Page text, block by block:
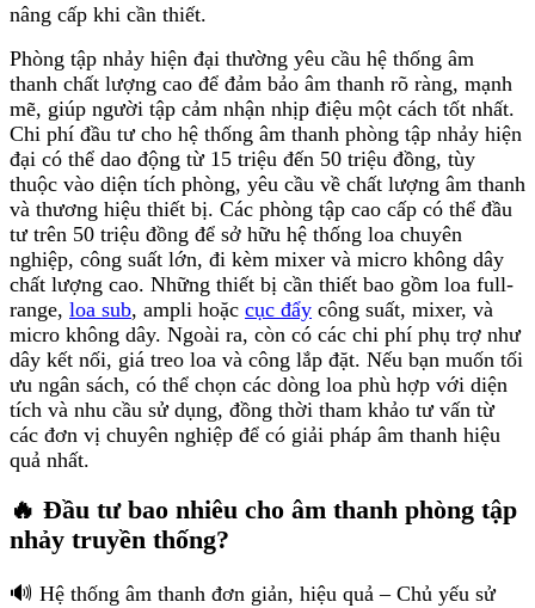
nâng cấp khi cần thiết.
Phòng tập nhảy hiện đại thường yêu cầu hệ thống âm
thanh chất lượng cao để đảm bảo âm thanh rõ ràng, mạnh
mẽ, giúp người tập cảm nhận nhịp điệu một cách tốt nhất.
Chi phí đầu tư cho hệ thống âm thanh phòng tập nhảy hiện
đại có thể dao động từ 15 triệu đến 50 triệu đồng, tùy
thuộc vào diện tích phòng, yêu cầu về chất lượng âm thanh
và thương hiệu thiết bị. Các phòng tập cao cấp có thể đầu
tư trên 50 triệu đồng để sở hữu hệ thống loa chuyên
nghiệp, công suất lớn, đi kèm mixer và micro không dây
chất lượng cao. Những thiết bị cần thiết bao gồm loa full-
range, loa sub, ampli hoặc cục đẩy công suất, mixer, và
micro không dây. Ngoài ra, còn có các chi phí phụ trợ như
dây kết nối, giá treo loa và công lắp đặt. Nếu bạn muốn tối
ưu ngân sách, có thể chọn các dòng loa phù hợp với diện
tích và nhu cầu sử dụng, đồng thời tham khảo tư vấn từ
các đơn vị chuyên nghiệp để có giải pháp âm thanh hiệu
quả nhất.
🔥 Đầu tư bao nhiêu cho âm thanh phòng tập
nhảy truyền thống?
🔊 Hệ thống âm thanh đơn giản, hiệu quả – Chủ yếu sử